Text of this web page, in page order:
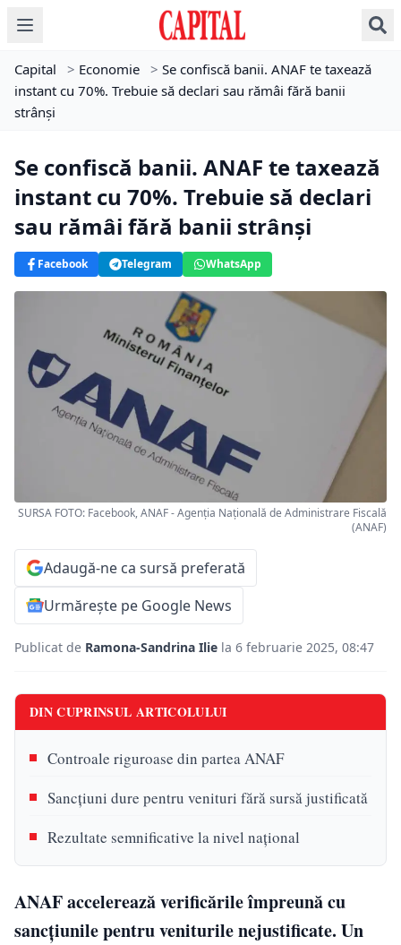
Capital > Economie > Se confiscă banii. ANAF te taxează
instant cu 70%. Trebuie să declari sau rămâi fără banii
strânși
Se confiscă banii. ANAF te taxează
instant cu 70%. Trebuie să declari
sau rămâi fără banii strânși
Facebook Telegram WhatsApp
SURSA FOTO: Facebook, ANAF - Agenția Națională de Administrare Fiscală
(ANAF)
Adaugă-ne ca sursă preferată
Urmărește pe Google News
Publicat de Ramona-Sandrina Ilie la 6 februarie 2025, 08:47
DIN CUPRINSUL ARTICOLULUI
Controale riguroase din partea ANAF
Sancțiuni dure pentru venituri fără sursă justificată
Rezultate semnificative la nivel național
ANAF accelerează verificările împreună cu
sancțiunile pentru veniturile nejustificate. Un